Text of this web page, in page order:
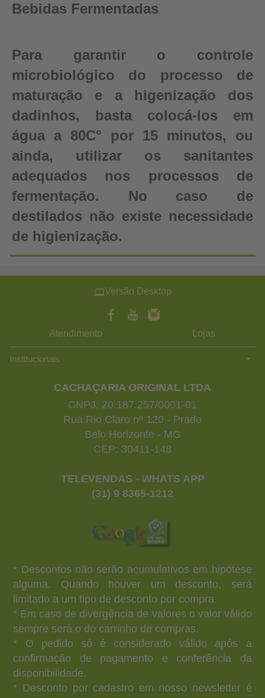
Bebidas Fermentadas
Para garantir o controle
microbiológico do processo de
maturação e a higenização dos
dadinhos, basta colocá-los em
água a 80C° por 15 minutos, ou
ainda, utilizar os sanitantes
adequados nos processos de
fermentação. No caso de
destilados não existe necessidade
de higienização.
Versão Desktop
Atendimento Lojas
Institucionais
CACHAÇARIA ORIGINAL LTDA
CNPJ: 20.187.257/0001-01
Rua Rio Claro nº 120 - Prado
Belo Horizonte - MG
CEP: 30411-148
TELEVENDAS - WHATS APP
(31) 9 8365-1212
* Descontos não serão acumulativos em hipótese
alguma. Quando houver um desconto, será
limitado a um tipo de desconto por compra.
* Em caso de divergência de valores o valor válido
sempre será o do carrinho de compras.
* O pedido só é considerado válido após a
confirmação de pagamento e conferência da
disponibilidade.
* Desconto por cadastro em nosso newsletter é